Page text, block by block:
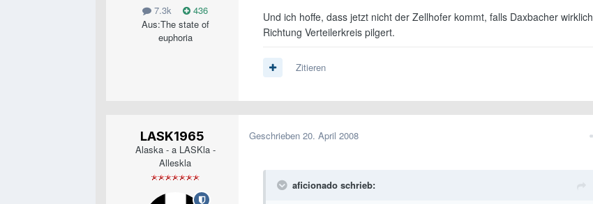
7.3k
436
Aus:The state of
euphoria
Und ich hoffe, dass jetzt nicht der Zellhofer kommt, falls Daxbacher wirklich
Richtung Verteilerkreis pilgert.
Zitieren
LASK1965
Alaska - a LASKla -
Alleskla
Geschrieben 20. April 2008
aficionado schrieb: